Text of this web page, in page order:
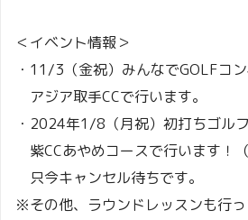
＜イベント情報＞
・11/3（金祝）みんなでGOLFコ
アジア取手CCで行います。
・2024年1/8（月祝）初打ちゴル
紫CCあやめコースで行います！
只今キャンセル待ちです。
※その他、ラウンドレッスンも行っ